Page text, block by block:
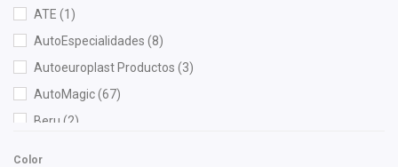
ATE (1)
AutoEspecialidades (8)
Autoeuroplast Productos (3)
AutoMagic(67)
Beru (2)
Color